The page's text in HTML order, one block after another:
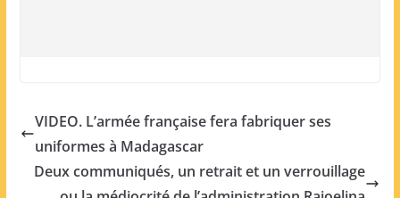
VIDEO. L’armée française fera fabriquer ses
uniformes à Madagascar
Deux communiqués, un retrait et un verrouillage